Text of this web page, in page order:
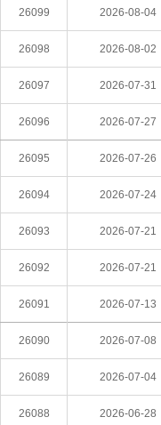
26099 2026-08-04
26098 2026-08-02
26097 2026-07-31
26096 2026-07-27
26095 2026-07-26
26094 2026-07-24
26093 2026-07-21
26092 2026-07-21
26091 2026-07-13
26090 2026-07-08
26089 2026-07-04
26088 2026-06-28